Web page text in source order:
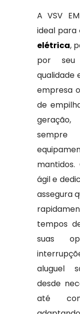
A VSV
ideal para
elétrica,
por seu
qualidade
empresa
de
ágil e
assegura
tempos
suas
aluguel
desde
até